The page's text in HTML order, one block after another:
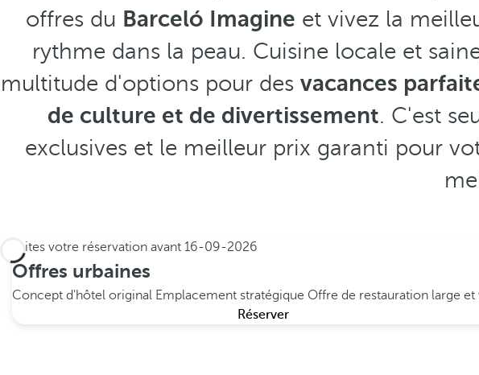
offres du Barceló Imagine et vivez la
rythme dans la peau. Cuisine locale et
multitude d'options pour des vacances
de culture et de divertissement. C'est
exclusives et le meilleur prix garanti pour
Faites votre réservation avant 16-09-2026
Offres urbaines
Concept d'hôtel original Emplacement stratégique Offre de restauration large et
Réserver